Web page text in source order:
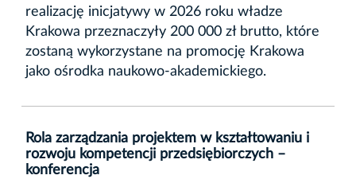
realizację inicjatywy w 2026 roku władze
Krakowa przeznaczyły 200 000 zł brutto, które
zostaną wykorzystane na promocję Krakowa
jako ośrodka naukowo-akademickiego.
Rola zarządzania projektem w kształtowaniu i
rozwoju kompetencji przedsiębiorczych –
konferencja